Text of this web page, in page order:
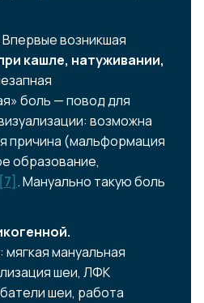
Впервые возникшая
кашле, натуживании,
боль — повод для
возможна
причина (мальформация
образование,
[7] . Мануально такую боль
мануальная
шеи, ЛФК
шеи, работа